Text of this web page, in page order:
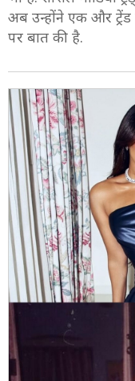
अब उन्होंने एक और
पर बात की है.